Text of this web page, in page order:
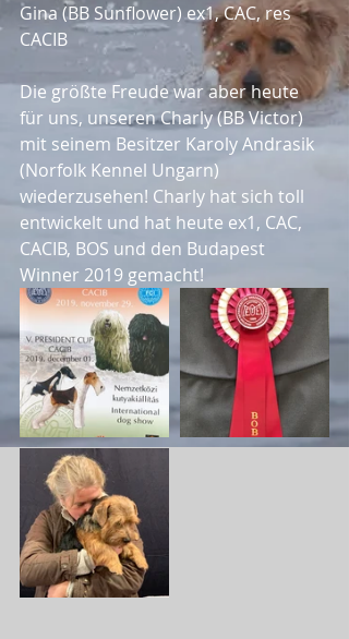
Gina (BB Sunflower) ex1, CAC, res
CACIB
Die größte Freude war aber heute
für uns, unseren Charly (BB Victor)
mit seinem Besitzer Karoly Andrasik
(Norfolk Kennel Ungarn)
wiederzusehen! Charly hat sich toll
entwickelt und hat heute ex1, CAC,
CACIB, BOS und den Budapest
Winner 2019 gemacht!